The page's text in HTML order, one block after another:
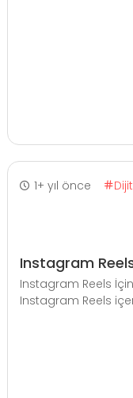
1+ yıl önce
Instagram
Instagram Reels
Instagram Reels